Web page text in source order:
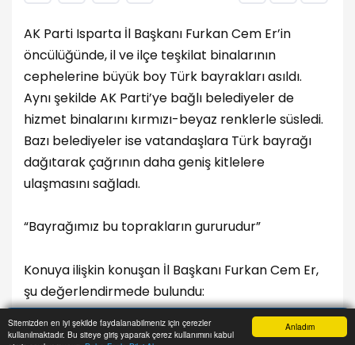
Anladım
Sitemizden en iyi şekilde faydalanabilmeniz için çerezler
kullanılmaktadır. Bu siteye giriş yaparak çerez kullanımını kabul
AK Parti Isparta İl Başkanı Furkan Cem Er’in
öncülüğünde, il ve ilçe teşkilat binalarının
cephelerine büyük boy Türk bayrakları asıldı.
Aynı şekilde AK Parti’ye bağlı belediyeler de
hizmet binalarını kırmızı-beyaz renklerle süsledi.
Bazı belediyeler ise vatandaşlara Türk bayrağı
dağıtarak çağrının daha geniş kitlelere
ulaşmasını sağladı.
“Bayrağımız bu toprakların gururudur”
Konuya ilişkin konuşan İl Başkanı Furkan Cem Er,
şu değerlendirmede bulundu:
“Cumhurbaşkanımız Sayın Recep Tayyip